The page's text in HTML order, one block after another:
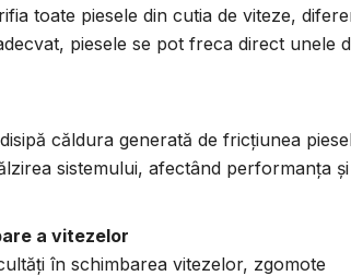
toate piesele din cutia de viteze,
piesele se pot freca direct unele
căldura generată de fricțiunea
sistemului, afectând performanța și
a vitezelor
în schimbarea vitezelor, zgomote